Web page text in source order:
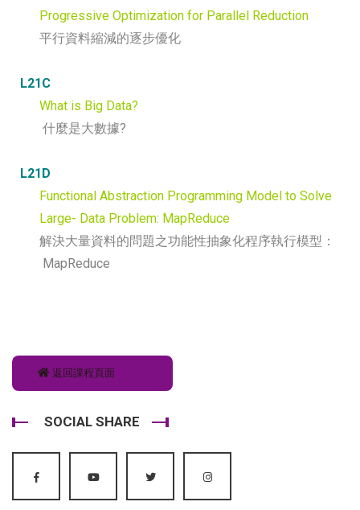
Progressive Optimization for Parallel Reduction
平行資料縮減的逐步優化
L21C
What is Big Data?
什麼是大數據?
L21D
Functional Abstraction Programming Model to Solve
Large- Data Problem: MapReduce
解決大量資料的問題之功能性抽象化程序執行模型：
MapReduce
返回課程頁面
SOCIAL SHARE